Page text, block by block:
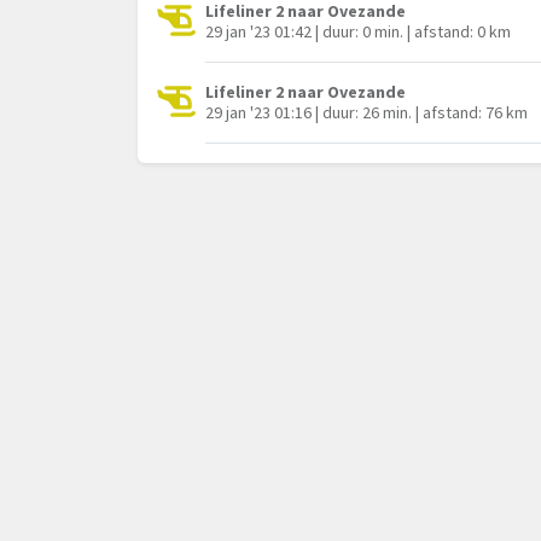
Lifeliner 2 naar Ovezande
29 jan '23 01:42 | duur: 0 min. | afstand: 0 km
Lifeliner 2 naar Ovezande
29 jan '23 01:16 | duur: 26 min. | afstand: 76 km